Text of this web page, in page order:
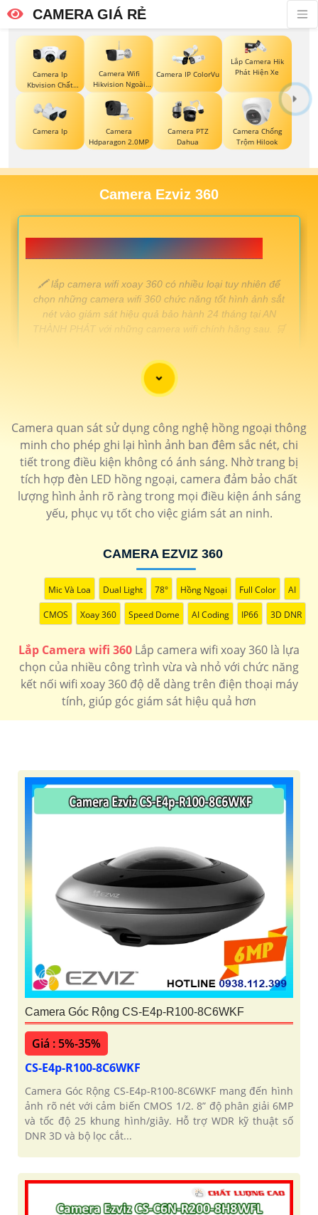
CAMERA GIÁ RẺ
Camera Ip
Kbvision Chất
Lượng
Camera Wifi
Hikvision Ngoài
Trời
Camera IP ColorVu
Lắp Camera Hik
Phát Hiện Xe
Camera Ip
Camera
Hdparagon 2.0MP
Camera PTZ
Dahua
Camera Chống
Trộm Hilook
Camera Ezviz 360
️🖍 lắp camera wifi xoay 360 có nhiều loại tuy nhiên để
chọn những camera wifi 360 chức năng tốt hình ảnh sắt
nét vào giám sát hiệu quả bảo hành 24 tháng tại AN
THÀNH PHÁT với những camera wifi chính hãng sau. 🛒
💎 Lắp Camera Wifi 360 Sắt nét
1.600.000 VNĐBáo động qua điện thoại hình ảnh 2k thiết kế đẹpIPC-
GK2CP-3C0W-IMOU
🗂 Camera wifi 360 ezviz giá rẻ
1.200.000 VNĐHồng ngoại 20m độ phân giải 2.0MPCS-TY1-B0-1G2WF
Sắt nét Ultra 2k thiết kế nhỏ gọn hình ảnh đẹp
🌟 Lắp camera wifi 360 ngoài trời
1.500.000 VNĐCamera 2k chống mưa nắng bảo mật caoIPC-GS7EP-
3M0WE
LẮP CAMERA WIFI 360 CHÍNH HÃNG
Camera Wifi 360 ezviz
Camera Wifi 360 imou
Camera quan sát sử dụng công nghệ hồng ngoại thông
minh cho phép ghi lại hình ảnh ban đêm sắc nét, chi
tiết trong điều kiện không có ánh sáng. Nhờ trang bị
tích hợp đèn LED hồng ngoại, camera đảm bảo chất
lượng hình ảnh rõ ràng trong mọi điều kiện ánh sáng
yếu, phục vụ tốt cho việc giám sát an ninh.
CAMERA EZVIZ 360
Mic Và Loa Dual Light 78° Hồng Ngoại Full Color AI
CMOS Xoay 360 Speed Dome AI Coding IP66 3D DNR
Lắp Camera wifi 360 Lắp camera wifi xoay 360 là lựa
chọn của nhiều công trình vừa và nhỏ với chức năng
kết nối wifi xoay 360 độ dễ dàng trên điện thoại máy
tính, giúp góc giám sát hiệu quả hơn
Camera Góc Rộng CS-E4p-R100-8C6WKF
Giá : 5%-35%
CS-E4p-R100-8C6WKF
Camera Góc Rộng CS-E4p-R100-8C6WKF mang đến hình
ảnh rõ nét với cảm biến CMOS 1/2. 8” độ phân giải 6MP
và tốc độ 25 khung hình/giây. Hỗ trợ WDR kỹ thuật số
DNR 3D và bộ lọc cắt...